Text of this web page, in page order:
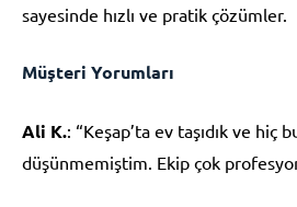
sayesinde hızlı ve pratik çözümler.
Müşteri Yorumları
Ali K.: “Keşap’ta ev taşıdık ve hiç
düşünmemiştim. Ekip çok